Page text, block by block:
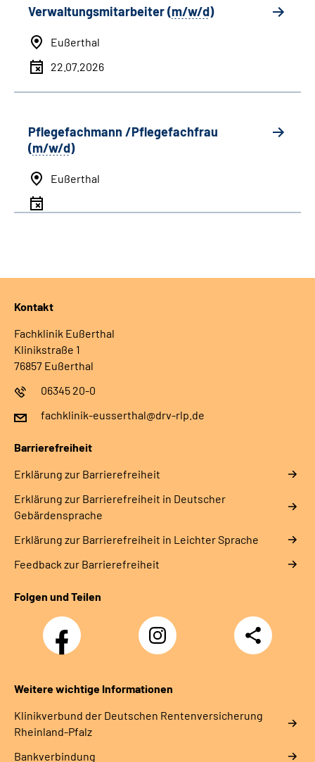
Verwaltungsmitarbeiter (m/w/d)
Eußerthal
22.07.2026
Pflegefachmann /Pflegefachfrau
(m/w/d)
Eußerthal
Kontakt
Fachklinik Eußerthal
Klinikstraße 1
76857 Eußerthal
06345 20-0
fachklinik-eusserthal@drv-rlp.de
Barrierefreiheit
Erklärung zur Barrierefreiheit
Erklärung zur Barrierefreiheit in Deutscher
Gebärdensprache
Erklärung zur Barrierefreiheit in Leichter Sprache
Feedback zur Barrierefreiheit
Folgen und Teilen
Facebook
Instagram
DRV
Nachwuchskräfte
Teilen
Weitere wichtige Informationen
Klinikverbund der Deutschen Rentenversicherung
Rheinland-Pfalz
Bankverbindung